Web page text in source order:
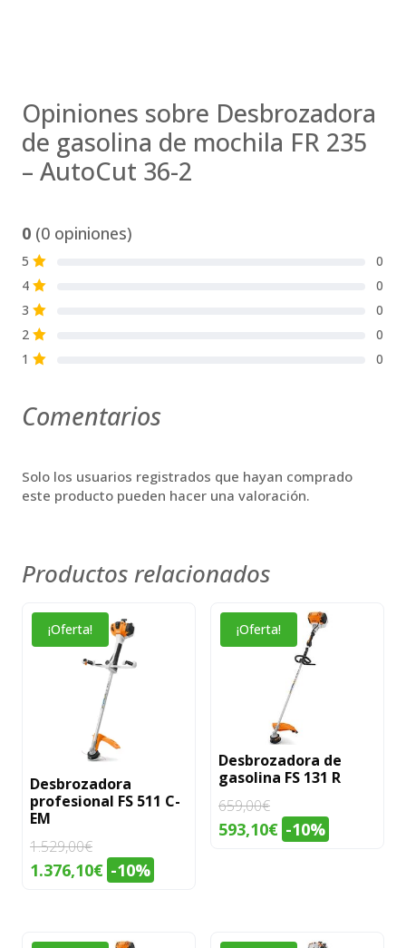
Opiniones sobre Desbrozadora
de gasolina de mochila FR 235
– AutoCut 36-2
0 (0 opiniones)
5 S
0
4 S
0
3 S
0
2 S
0
1 S 0
Comentarios
Solo los usuarios registrados que hayan comprado
este producto pueden hacer una valoración.
Productos relacionados
¡Oferta!
Desbrozadora
profesional FS 511 C-
EM
1.529,00€
El
era:
1.376,10€El
es:
-10%
¡Oferta!
Desbrozadora de
gasolina FS 131 R
659,00€
El
593,10€El-10%